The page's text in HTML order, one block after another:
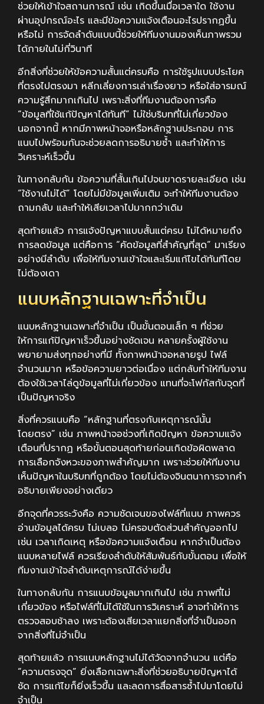
ช่วยให้เข้าใจสถานการณ์ เช่น เกิดขึ้นเมื่อเวลาใด ใช้งาน
ผ่านอุปกรณ์อะไร และมีข้อความแจ้งเตือนอะไรปรากฏขึ้น
หรือไม่ การจัดลำดับแบบนี้ช่วยให้ทีมงานมองเห็นภาพรวม
ได้ภายในไม่กี่วินาที
อีกสิ่งที่ช่วยให้ข้อความสั้นแต่ครบคือ การใช้รูปแบบประโยค
ที่ตรงไปตรงมา หลีกเลี่ยงการเล่าเรื่องยาว หรือใส่อารมณ์
ความรู้สึกมากเกินไป เพราะสิ่งที่ทีมงานต้องการคือ
“ข้อมูลที่ใช้แก้ปัญหาได้ทันที” ไม่ใช่บริบทที่ไม่เกี่ยวข้อง
นอกจากนี้ หากมีภาพหน้าจอหรือหลักฐานประกอบ การ
แนบไปพร้อมกันจะช่วยลดการอธิบายซ้ำ และทำให้การ
วิเคราะห์เร็วขึ้น
ในทางกลับกัน ข้อความที่สั้นเกินไปจนขาดรายละเอียด เช่น
“ใช้งานไม่ได้” โดยไม่มีข้อมูลเพิ่มเติม จะทำให้ทีมงานต้อง
ถามกลับ และทำให้เสียเวลาไปมากกว่าเดิม
สุดท้ายแล้ว การแจ้งปัญหาแบบสั้นแต่ครบ ไม่ได้หมายถึง
การลดข้อมูล แต่คือการ “คัดข้อมูลที่สำคัญที่สุด” มาเรียง
อย่างมีลำดับ เพื่อให้ทีมงานเข้าใจและเริ่มแก้ไขได้ทันทีโดย
ไม่ต้องเดา
แนบหลักฐานเฉพาะที่จำเป็น
แนบหลักฐานเฉพาะที่จำเป็น เป็นขั้นตอนเล็ก ๆ ที่ช่วย
ให้การแก้ปัญหาเร็วขึ้นอย่างชัดเจน หลายครั้งผู้ใช้งาน
พยายามส่งทุกอย่างที่มี ทั้งภาพหน้าจอหลายรูป ไฟล์
จำนวนมาก หรือข้อความยาวต่อเนื่อง แต่กลับทำให้ทีมงาน
ต้องใช้เวลาไล่ดูข้อมูลที่ไม่เกี่ยวข้อง แทนที่จะโฟกัสกับจุดที่
เป็นปัญหาจริง
สิ่งที่ควรแนบคือ “หลักฐานที่ตรงกับเหตุการณ์นั้น
โดยตรง” เช่น ภาพหน้าจอช่วงที่เกิดปัญหา ข้อความแจ้ง
เตือนที่ปรากฏ หรือขั้นตอนสุดท้ายก่อนเกิดข้อผิดพลาด
การเลือกจังหวะของภาพสำคัญมาก เพราะช่วยให้ทีมงาน
เห็นปัญหาในบริบทที่ถูกต้อง โดยไม่ต้องจินตนาการจากคำ
อธิบายเพียงอย่างเดียว
อีกจุดที่ควรระวังคือ ความชัดเจนของไฟล์ที่แนบ ภาพควร
อ่านข้อมูลได้ครบ ไม่เบลอ ไม่ครอบตัดส่วนสำคัญออกไป
เช่น เวลาเกิดเหตุ หรือข้อความแจ้งเตือน หากจำเป็นต้อง
แนบหลายไฟล์ ควรเรียงลำดับให้สัมพันธ์กับขั้นตอน เพื่อให้
ทีมงานเข้าใจลำดับเหตุการณ์ได้ง่ายขึ้น
ในทางกลับกัน การแนบข้อมูลมากเกินไป เช่น ภาพที่ไม่
เกี่ยวข้อง หรือไฟล์ที่ไม่ได้ใช้ในการวิเคราะห์ อาจทำให้การ
ตรวจสอบช้าลง เพราะต้องเสียเวลาแยกสิ่งที่จำเป็นออก
จากสิ่งที่ไม่จำเป็น
สุดท้ายแล้ว การแนบหลักฐานไม่ได้วัดจากจำนวน แต่คือ
“ความตรงจุด” ยิ่งเลือกเฉพาะสิ่งที่ช่วยอธิบายปัญหาได้
ชัด การแก้ไขก็ยิ่งเร็วขึ้น และลดการสื่อสารซ้ำไปมาโดยไม่
จำเป็น